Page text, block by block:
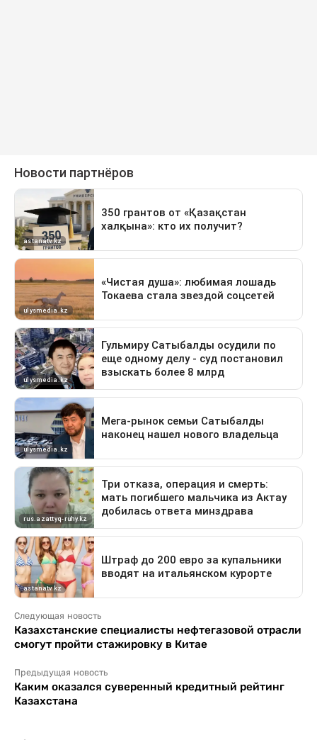
Следующая новость
Казахстанские специалисты нефтегазовой отрасли
смогут пройти стажировку в Китае
Предыдущая новость
Каким оказался суверенный кредитный рейтинг
Казахстана